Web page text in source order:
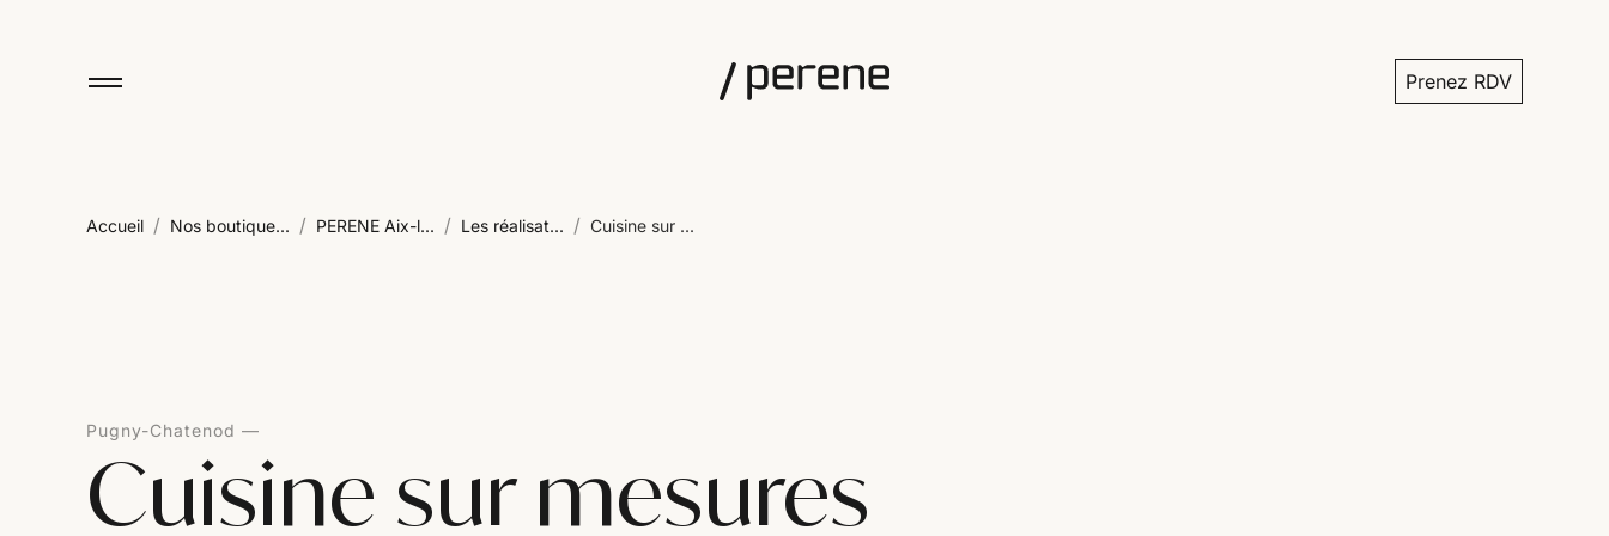
Prenez RDV
Accueil / Nos boutique... / PERENE Aix-l... / Les réalisat... / Cuisine sur ...
Pugny-Chatenod
Cuisine sur mesures